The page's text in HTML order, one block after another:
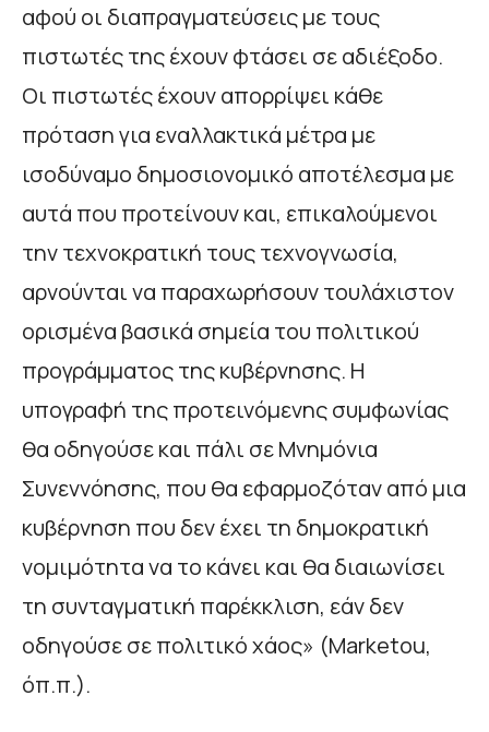
αφού οι διαπραγματεύσεις με τους
πιστωτές της έχουν φτάσει σε αδιέξοδο.
Οι πιστωτές έχουν απορρίψει κάθε
πρόταση για εναλλακτικά μέτρα με
ισοδύναμο δημοσιονομικό αποτέλεσμα με
αυτά που προτείνουν και, επικαλούμενοι
την τεχνοκρατική τους τεχνογνωσία,
αρνούνται να παραχωρήσουν τουλάχιστον
ορισμένα βασικά σημεία του πολιτικού
προγράμματος της κυβέρνησης. Η
υπογραφή της προτεινόμενης συμφωνίας
θα οδηγούσε και πάλι σε Μνημόνια
Συνεννόησης, που θα εφαρμοζόταν από μια
κυβέρνηση που δεν έχει τη δημοκρατική
νομιμότητα να το κάνει και θα διαιωνίσει
τη συνταγματική παρέκκλιση, εάν δεν
οδηγούσε σε πολιτικό χάος» (Marketou,
όπ.π.).